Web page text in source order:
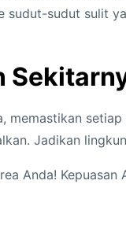
sudut sulit
Jadikan
Anda! Kepuasan